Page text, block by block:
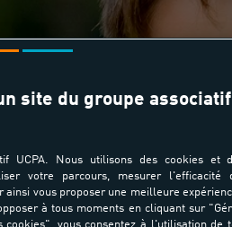
site du groupe associatif
UCPA. Nous utilisons des cookies et
votre parcours, mesurer l'efficacité
vous proposer une meilleure
à tous moments en cliquant sur